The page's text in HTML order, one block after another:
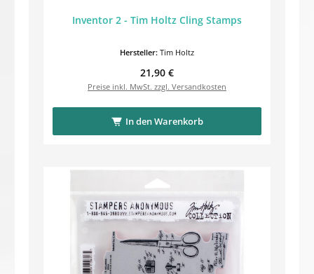
Inventor 2 - Tim Holtz Cling Stamps
Hersteller: Tim Holtz
Regulärer Preis:
21,90 €
Preise inkl. MwSt. zzgl. Versandkosten
In den Warenkorb